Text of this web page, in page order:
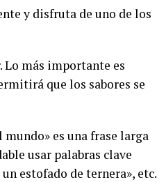
y disfruta de uno de los
Lo más importante es
que los sabores se
es una frase larga
usar palabras clave
estofado de ternera», etc.